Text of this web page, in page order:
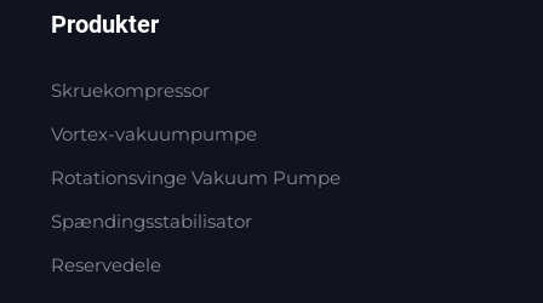
Produkter
Skruekompressor
Vortex-vakuumpumpe
Rotationsvinge Vakuum Pumpe
Spændingsstabilisator
Reservedele